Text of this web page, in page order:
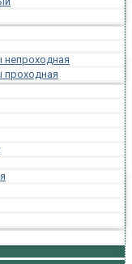
непроходная
проходная